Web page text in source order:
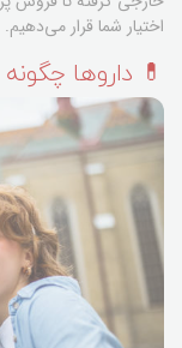
اختیار شما قرار می‌دهیم.
💊 داروها